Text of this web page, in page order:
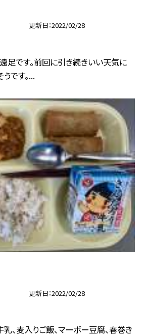
更新日 2022/02/28
足です。前回に引き続きいい天気に
です。...
更新日 2022/02/28
、麦入りご飯、マーボー豆腐、春巻き